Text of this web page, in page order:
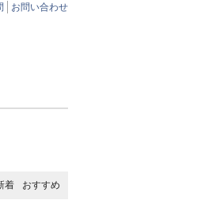
お問い合わせ
着 おすすめ